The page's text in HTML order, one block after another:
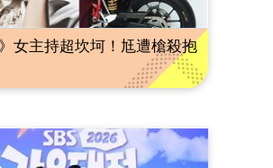
》女主持超坎坷！尪遭槍殺抱